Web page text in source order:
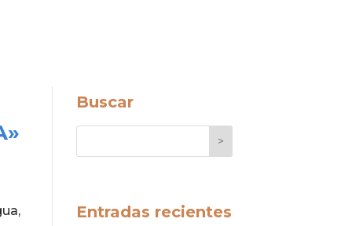
Buscar
>
Entradas recientes